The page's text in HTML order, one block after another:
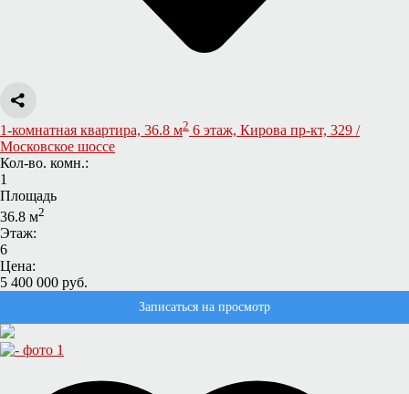
1-комнатная квартира, 36.8 м2 6 этаж, Кирова пр-кт, 329 /
Московское шоссе
Кол-во. комн.:
1
Площадь
36.8 м2
Этаж:
6
Цена:
5 400 000 руб.
Записаться на просмотр